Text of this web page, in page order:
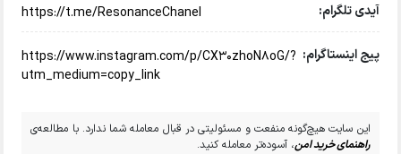
آیدی تلگرام: https://t.me/ResonanceChanel
پیج اینستاگرام: https://www.instagram.com/p/CX30zhoN8oG/?
utm_medium=copy_link
این سایت هیچ‌گونه منفعت و مسئولیتی در قبال معامله شما ندارد. با مطالعه‌ی
راهنمای خرید امن، آسوده‌تر معامله کنید.